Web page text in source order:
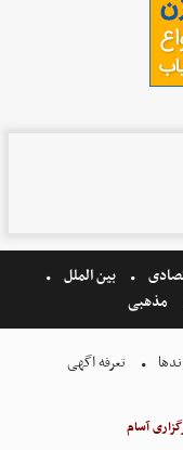
بین الملل
مذهبی
تعرفه اگهی
آسام